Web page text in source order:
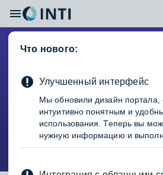
назад
Оборудование и инструмент
Кумулятивный заряд
03
Что нового:
Улучшенный интерфейс
Мы обновили дизайн портала,
интуитивно понятным и
использования. Теперь вы
нужную информацию и